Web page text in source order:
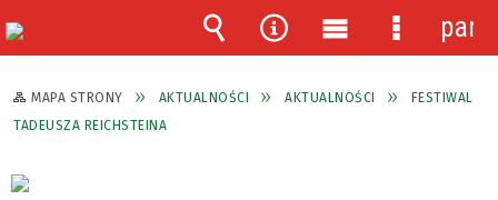
MAPA STRONY AKTUALNOŚCI AKTUALNOŚCI
FESTIWAL
TADEUSZA REICHSTEINA
Wyszukiwarka
Narzędzia
Menu
główne
Menu